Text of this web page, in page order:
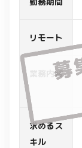
リモート
業務内容
求めるス
キル